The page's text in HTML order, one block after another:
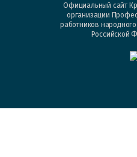
Официальный сайт
организации
работников
Российской